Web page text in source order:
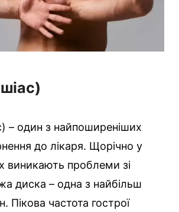
– один з найпоширеніших
до лікаря. Щорічно у
виникають проблеми зі
диска – одна з найбільш
Пікова частота гострої